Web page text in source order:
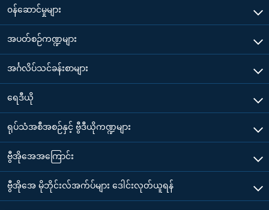
၀န်ဆောင်မှုများ
အပတ်စဉ်ကဏ္ဍများ
အင်္ဂလိပ်သင်ခန်းစာများ
ရေဒီယို
ရုပ်သံအစီအစဉ်နှင့် ဗွီဒီယိုကဏ္ဍများ
ဗွီအိုအေအကြောင်း
ဗွီအိုအေ မိုဘိုင်းလ်အက်ပ်များ ဒေါင်းလုတ်ယူရန်